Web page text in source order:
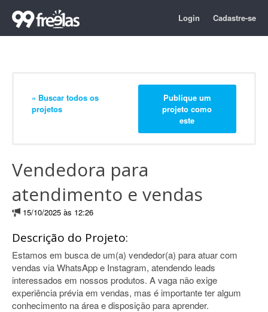
Login Cadastre-se
« Buscar todos os
projetos
Publique um
projeto como
este
Vendedora para
atendimento e vendas
15/10/2025 às 12:26
Descrição do Projeto:
Estamos em busca de um(a) vendedor(a) para atuar com
vendas via WhatsApp e Instagram, atendendo leads
interessados em nossos produtos. A vaga não exige
experiência prévia em vendas, mas é importante ter algum
conhecimento na área e disposição para aprender.